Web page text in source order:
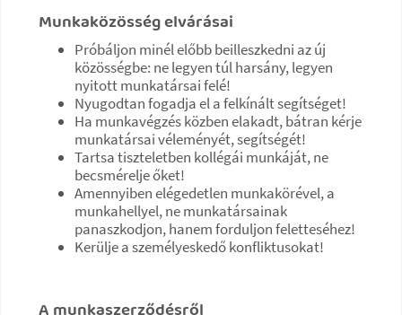
Munkaközösség elvárásai
Próbáljon minél előbb beilleszkedni az új
közösségbe: ne legyen túl harsány, legyen
nyitott munkatársai felé!
Nyugodtan fogadja el a felkínált segítséget!
Ha munkavégzés közben elakadt, bátran kérje
munkatársai véleményét, segítségét!
Tartsa tiszteletben kollégái munkáját, ne
becsmérelje őket!
Amennyiben elégedetlen munkakörével, a
munkahellyel, ne munkatársainak
panaszkodjon, hanem forduljon feletteséhez!
Kerülje a személyeskedő konfliktusokat!